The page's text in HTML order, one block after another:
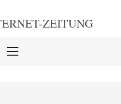
ZEITUNG
Menü